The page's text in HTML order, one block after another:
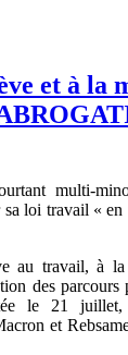
et à la
multi-
sa loi travail «
au travail, à la
des
le 21
et